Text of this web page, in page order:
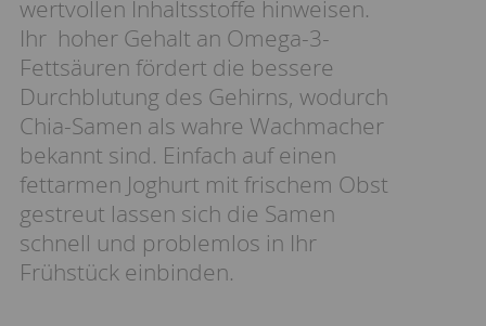
wertvollen Inhaltsstoffe hinweisen.
Ihr hoher Gehalt an Omega-3-
Fettsäuren fördert die bessere
Durchblutung des Gehirns, wodurch
Chia-Samen als wahre Wachmacher
bekannt sind. Einfach auf einen
fettarmen Joghurt mit frischem Obst
gestreut lassen sich die Samen
schnell und problemlos in Ihr
Frühstück einbinden.